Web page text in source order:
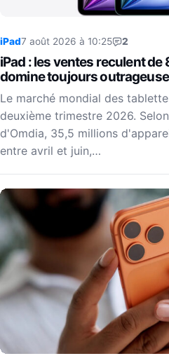
iPad7 août 2026 à 10:25 2
iPad : les ventes reculent de
domine toujours
Le marché mondial des
deuxième trimestre 2026.
d'Omdia, 35,5 millions
entre avril et juin,…